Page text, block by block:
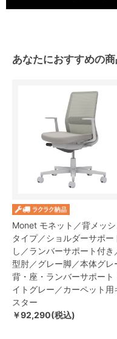
あなたにおすすめの
Monet モネット／背メッシ
タイプ／ショルダーサポー
し／ランバーサポート付き
型肘／グレー脚／本体グレ
背・座・ランバーサポート
イトグレー／カーペット用
スター
￥92,290(税込)